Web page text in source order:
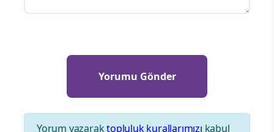
Yorum yazaraktopluluk kurallarımızı kabul